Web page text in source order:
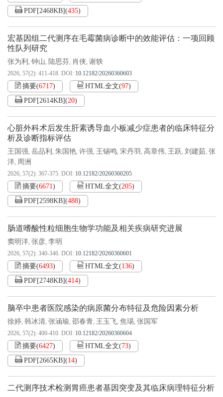
PDF[2468KB](435)
宏基因组二代测序在毛霉菌病诊断中的效能评估：一项回顾
性队列研究
张为利 , 钟山, 陆思芬, 肖侠, 谢轶
2026, 57(2): 411-418. DOI: 10.12182/20260360603
摘要(6717) HTML全文(97)
PDF[2614KB](20)
心脏外科术后发生肝素诱导血小板减少症患者的临床特征分
析及诊断指标评估
王国强, 岳品利 , 朱国艳, 许强, 王锡鸣, 宋丹羽 , 高章伟, 王跃, 刘建茹, 张
洋, 周洲
2026, 57(2): 367-375. DOI: 10.12182/20260360205
摘要(6671) HTML全文(205)
PDF[2598KB](488)
肠道嗜酸性粒细胞生物学功能及相关疾病研究进展
窦明洋, 张彦, 李明
2026, 57(2): 340-346. DOI: 10.12182/20260360601
摘要(6493) HTML全文(136)
PDF[2748KB](414)
脑卒中患者医院感染的病原菌分布特征及危险因素分析
徐婷, 韩冰清, 张涵瑜, 邵春青, 王玉飞, 焦瑒, 张国军
2026, 57(2): 400-410. DOI: 10.12182/20260360604
摘要(6427) HTML全文(73)
PDF[2665KB](14)
二代测序技术检测胃癌患者基因突变及其临床病理特征分析